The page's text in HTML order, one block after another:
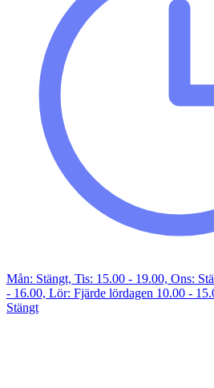
Mån: Stängt, Tis: 15.00 - 19.00, Ons:
- 16.00, Lör: Fjärde lördagen 10.00 -
Stängt